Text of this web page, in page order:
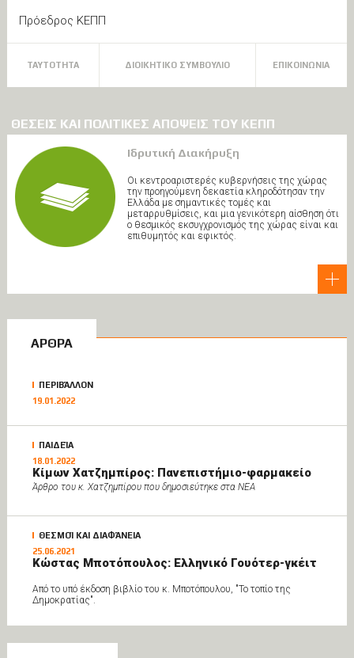
Πρόεδρος ΚΕΠΠ
ΤΑΥΤΟΤΗΤΑ ΔΙΟΙΚΗΤΙΚΟ ΣΥΜΒΟΥΛΙΟ ΕΠΙΚΟΙΝΩΝΙΑ
ΘΕΣΕΙΣ ΚΑΙ ΠΟΛΙΤΙΚΕΣ ΑΠΟΨΕΙΣ ΤΟΥ ΚΕΠΠ
Ιδρυτική Διακήρυξη
Οι κεντροαριστερές κυβερνήσεις της χώρας
την προηγούμενη δεκαετία κληροδότησαν την
Ελλάδα με σημαντικές τομές και
μεταρρυθμίσεις, και μια γενικότερη αίσθηση ότι
ο θεσμικός εκσυγχρονισμός της χώρας είναι και
επιθυμητός και εφικτός.
ΑΡΘΡΑ
ΠΕΡΙΒΆΛΛΟΝ
19.01.2022
ΠΑΙΔΕΊΑ
18.01.2022
Κίμων Χατζημπίρος: Πανεπιστήμιο-φαρμακείο
Άρθρο του κ. Χατζημπίρου που δημοσιεύτηκε στα ΝΕΑ
ΘΕΣΜΟΊ ΚΑΙ ΔΙΑΦΆΝΕΙΑ
25.06.2021
Κώστας Μποτόπουλος: Ελληνικό Γουότερ-γκέιτ
Από το υπό έκδοση βιβλίο του κ. Μποτόπουλου, "Το τοπίο της
Δημοκρατίας".